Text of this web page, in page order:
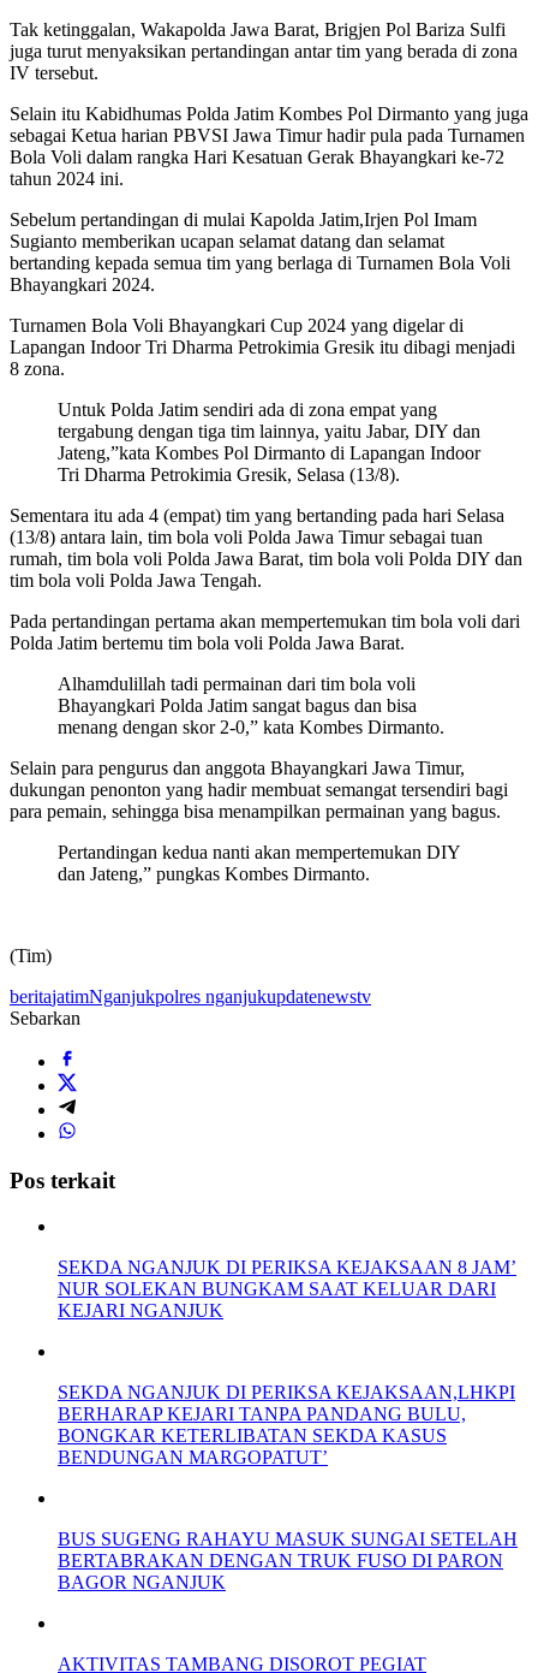
Tak ketinggalan, Wakapolda Jawa Barat, Brigjen Pol Bariza Sulfi
juga turut menyaksikan pertandingan antar tim yang berada di zona
IV tersebut.
Selain itu Kabidhumas Polda Jatim Kombes Pol Dirmanto yang juga
sebagai Ketua harian PBVSI Jawa Timur hadir pula pada Turnamen
Bola Voli dalam rangka Hari Kesatuan Gerak Bhayangkari ke-72
tahun 2024 ini.
Sebelum pertandingan di mulai Kapolda Jatim,Irjen Pol Imam
Sugianto memberikan ucapan selamat datang dan selamat
bertanding kepada semua tim yang berlaga di Turnamen Bola Voli
Bhayangkari 2024.
Turnamen Bola Voli Bhayangkari Cup 2024 yang digelar di
Lapangan Indoor Tri Dharma Petrokimia Gresik itu dibagi menjadi
8 zona.
Untuk Polda Jatim sendiri ada di zona empat yang
tergabung dengan tiga tim lainnya, yaitu Jabar, DIY dan
Jateng,”kata Kombes Pol Dirmanto di Lapangan Indoor
Tri Dharma Petrokimia Gresik, Selasa (13/8).
Sementara itu ada 4 (empat) tim yang bertanding pada hari Selasa
(13/8) antara lain, tim bola voli Polda Jawa Timur sebagai tuan
rumah, tim bola voli Polda Jawa Barat, tim bola voli Polda DIY dan
tim bola voli Polda Jawa Tengah.
Pada pertandingan pertama akan mempertemukan tim bola voli dari
Polda Jatim bertemu tim bola voli Polda Jawa Barat.
Alhamdulillah tadi permainan dari tim bola voli
Bhayangkari Polda Jatim sangat bagus dan bisa
menang dengan skor 2-0,” kata Kombes Dirmanto.
Selain para pengurus dan anggota Bhayangkari Jawa Timur,
dukungan penonton yang hadir membuat semangat tersendiri bagi
para pemain, sehingga bisa menampilkan permainan yang bagus.
Pertandingan kedua nanti akan mempertemukan DIY
dan Jateng,” pungkas Kombes Dirmanto.
(Tim)
beritajatimNganjukpolres nganjukupdatenewstv
Sebarkan
Pos terkait
SEKDA NGANJUK DI PERIKSA KEJAKSAAN 8 JAM’
NUR SOLEKAN BUNGKAM SAAT KELUAR DARI
KEJARI NGANJUK
SEKDA NGANJUK DI PERIKSA KEJAKSAAN,LHKPI
BERHARAP KEJARI TANPA PANDANG BULU,
BONGKAR KETERLIBATAN SEKDA KASUS
BENDUNGAN MARGOPATUT’
BUS SUGENG RAHAYU MASUK SUNGAI SETELAH
BERTABRAKAN DENGAN TRUK FUSO DI PARON
BAGOR NGANJUK
AKTIVITAS TAMBANG DISOROT PEGIAT